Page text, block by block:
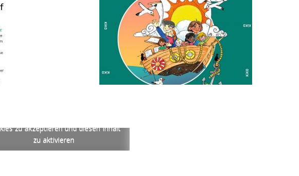
zu akzeptieren und diesen Inhalt
zu aktivieren